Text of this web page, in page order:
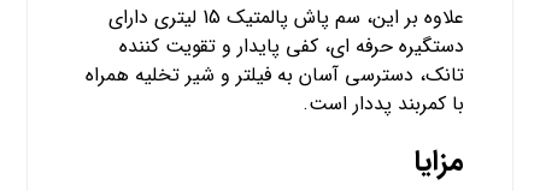
علاوه بر این، سم پاش پالمتیک 15 لیتری دارای
دستگیره حرفه ای، کفی پایدار و تقویت کننده
تانک، دسترسی آسان به فیلتر و شیر تخلیه همراه
با کمربند پددار است.
مزایا